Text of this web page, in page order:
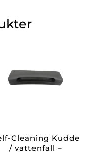
Cleaning Kudde
/ vattenfall –